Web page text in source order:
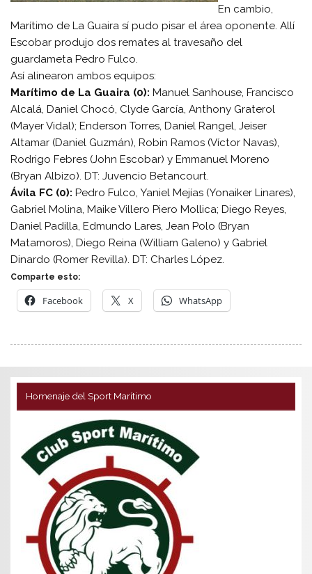
En cambio,
Marítimo de La Guaira sí pudo pisar el área oponente. Allí
Escobar produjo dos remates al travesaño del
guardameta Pedro Fulco.
Así alinearon ambos equipos:
Marítimo de La Guaira (0): Manuel Sanhouse, Francisco
Alcalá, Daniel Chocó, Clyde García, Anthony Graterol
(Mayer Vidal); Enderson Torres, Daniel Rangel, Jeiser
Altamar (Daniel Guzmán), Robin Ramos (Víctor Navas),
Rodrigo Febres (John Escobar) y Emmanuel Moreno
(Bryan Albizo). DT: Juvencio Betancourt.
Ávila FC (0): Pedro Fulco, Yaniel Mejías (Yonaiker Linares),
Gabriel Molina, Maike Villero Piero Mollica; Diego Reyes,
Daniel Padilla, Edmundo Lares, Jean Polo (Bryan
Matamoros), Diego Reina (William Galeno) y Gabriel
Dinardo (Romer Revilla). DT: Charles López.
Comparte esto:
Facebook X WhatsApp
Homenaje del Sport Marítimo